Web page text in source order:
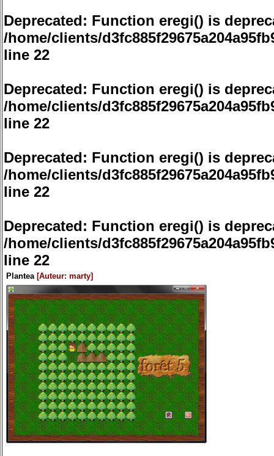
Deprecated: Function eregi() is
/home/clients/
line 22
Deprecated: Function eregi() is
/home/clients/
line 22
Deprecated: Function eregi() is
/home/clients/
line 22
Deprecated: Function eregi() is
/home/clients/
line 22
Plantea [Auteur: marty]